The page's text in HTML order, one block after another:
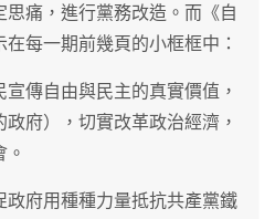
思痛，進行黨務改造。而《自
每一期前幾頁的小框框中：
傳自由與民主的真實價值，
府），切實改革政治經濟，
政府用種種力量抵抗共產黨鐵